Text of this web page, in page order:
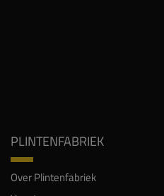
PLINTENFABRIEK
Over Plintenfabriek